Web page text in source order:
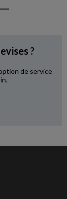
?
de service